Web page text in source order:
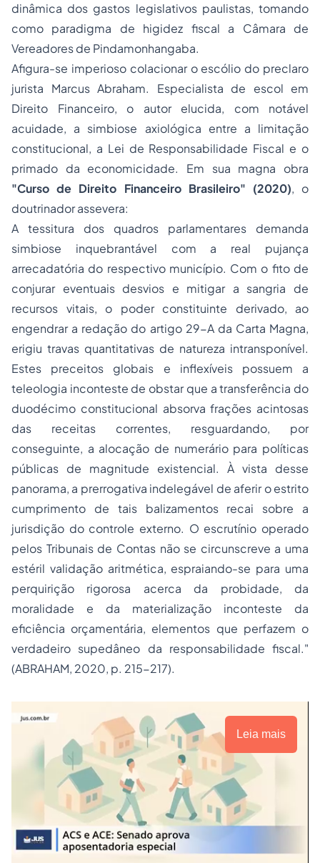
dinâmica dos gastos legislativos paulistas, tomando
como paradigma de higidez fiscal a Câmara de
Vereadores de Pindamonhangaba.
Afigura-se imperioso colacionar o escólio do preclaro
jurista Marcus Abraham. Especialista de escol em
Direito Financeiro, o autor elucida, com notável
acuidade, a simbiose axiológica entre a limitação
constitucional, a Lei de Responsabilidade Fiscal e o
primado da economicidade. Em sua magna obra
"Curso de Direito Financeiro Brasileiro" (2020), o
doutrinador assevera:
A tessitura dos quadros parlamentares demanda
simbiose inquebrantável com a real pujança
arrecadatória do respectivo município. Com o fito de
conjurar eventuais desvios e mitigar a sangria de
recursos vitais, o poder constituinte derivado, ao
engendrar a redação do artigo 29-A da Carta Magna,
erigiu travas quantitativas de natureza intransponível.
Estes preceitos globais e inflexíveis possuem a
teleologia inconteste de obstar que a transferência do
duodécimo constitucional absorva frações acintosas
das receitas correntes, resguardando, por
conseguinte, a alocação de numerário para políticas
públicas de magnitude existencial. À vista desse
panorama, a prerrogativa indelegável de aferir o estrito
cumprimento de tais balizamentos recai sobre a
jurisdição do controle externo. O escrutínio operado
pelos Tribunais de Contas não se circunscreve a uma
estéril validação aritmética, espraiando-se para uma
perquirição rigorosa acerca da probidade, da
moralidade e da materialização inconteste da
eficiência orçamentária, elementos que perfazem o
verdadeiro supedâneo da responsabilidade fiscal."
(ABRAHAM, 2020, p. 215-217).
Leia mais